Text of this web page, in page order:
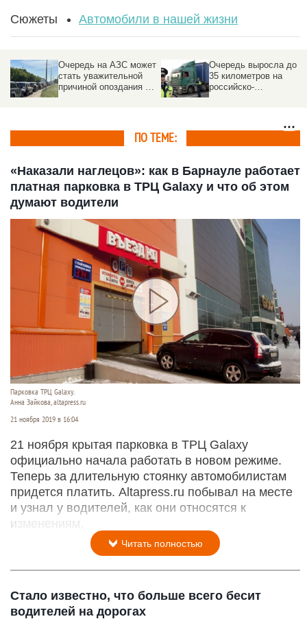
Сюжеты Автомобили в нашей жизни
Очередь на АЗС может
стать уважительной
причиной опоздания на
Очередь выросла до
35 километров на
российско-
ПО ТЕМЕ:
«Наказали наглецов»: как в Барнауле работает
платная парковка в ТРЦ Galaxy и что об этом
думают водители
Парковка ТРЦ Galaxy.
Анна Зайкова, altapress.ru
21 ноября 2019 в 16:04
21 ноября крытая парковка в ТРЦ Galaxy
официально начала работать в новом режиме.
Теперь за длительную стоянку автомобилистам
придется платить. Altapress.ru побывал на месте
и узнал у водителей, как они относятся к
изменениям.
Читать полностью
Стало известно, что больше всего бесит
водителей на дорогах